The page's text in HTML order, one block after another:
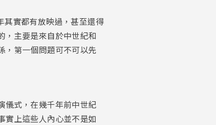
實都有放映過，甚至還得
，主要是來自於中世紀和
，第一個問題可不可以先
儀式，在幾千年前中世紀
實上這些人內心並不是如